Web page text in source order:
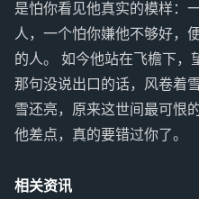
是怕你看见他真实的模样：
人，一个怕你嫌他不够好，
的人。 如今他站在飞檐下，
那句没说出口的话，风卷着
雪还亮，原来这世间最可恨
他差点，真的要错过你了。
相关资讯